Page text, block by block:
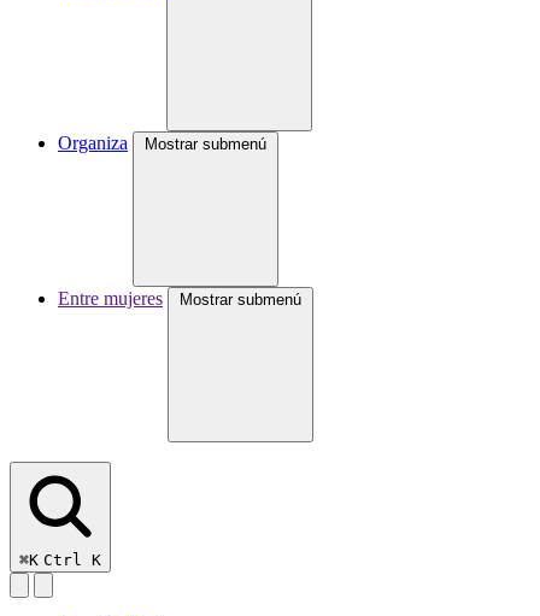
Organiza Mostrar submenú
Entre mujeres Mostrar submenú
⌘K Ctrl K